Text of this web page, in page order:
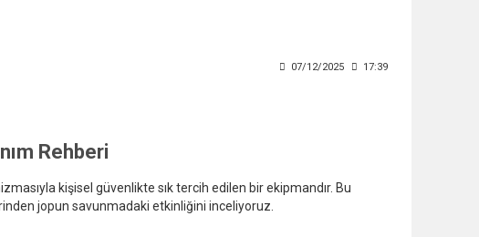
07/12/2025 17:39
Rehberi
kişisel güvenlikte sık tercih edilen bir ekipmandır. Bu
jopun savunmadaki etkinliğini inceliyoruz.